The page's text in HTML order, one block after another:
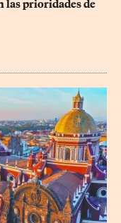
las prioridades de